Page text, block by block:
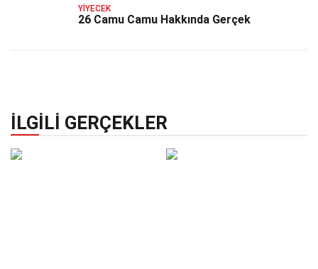
YIYECEK
26 Camu Camu Hakkında Gerçek
İLGILI GERÇEKLER